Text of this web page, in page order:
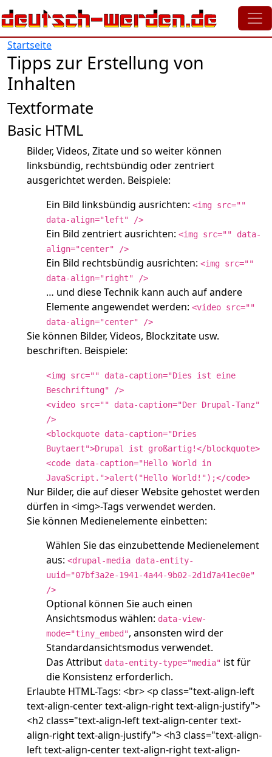
Direkt zum Inhalt
Startseite
Tipps zur Erstellung von
Inhalten
Textformate
Basic HTML
Bilder, Videos, Zitate und so weiter können
linksbündig, rechtsbündig oder zentriert
ausgerichtet werden. Beispiele:
Ein Bild linksbündig ausrichten: <img src=""
data-align="left" />
Ein Bild zentriert ausrichten: <img src="" data-
align="center" />
Ein Bild rechtsbündig ausrichten: <img src=""
data-align="right" />
… und diese Technik kann auch auf andere
Elemente angewendet werden: <video src=""
data-align="center" />
Sie können Bilder, Videos, Blockzitate usw.
beschriften. Beispiele:
<img src="" data-caption="Dies ist eine
Beschriftung" />
<video src="" data-caption="Der Drupal-Tanz"
/>
<blockquote data-caption="Dries
Buytaert">Drupal ist großartig!</blockquote>
<code data-caption="Hello World in
JavaScript.">alert("Hello World!");</code>
Nur Bilder, die auf dieser Website gehostet werden
dürfen in <img>-Tags verwendet werden.
Sie können Medienelemente einbetten:
Wählen Sie das einzubettende Medienelement
aus: <drupal-media data-entity-
uuid="07bf3a2e-1941-4a44-9b02-2d1d7a41ec0e"
/>
Optional können Sie auch einen
Ansichtsmodus wählen: data-view-
mode="tiny_embed", ansonsten wird der
Standardansichtsmodus verwendet.
Das Attribut data-entity-type="media" ist für
die Konsistenz erforderlich.
Erlaubte HTML-Tags: <br> <p class="text-align-left
text-align-center text-align-right text-align-justify">
<h2 class="text-align-left text-align-center text-
align-right text-align-justify"> <h3 class="text-align-
left text-align-center text-align-right text-align-